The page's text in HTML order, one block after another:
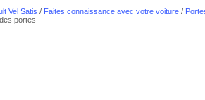
Vel Satis / Faites connaissance avec votre voiture /
portes